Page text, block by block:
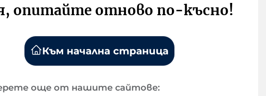
опитайте отново по-късно!
Към начална страница
още от нашите сайтове: